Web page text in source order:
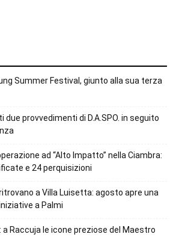
Summer Festival, giunto alla sua terza
provvedimenti di D.A.SPO. in seguito
ad “Alto Impatto” nella Ciambra:
e 24 perquisizioni
a Villa Luisetta: agosto apre una
a Palmi
a Raccuja le icone preziose del Maestro